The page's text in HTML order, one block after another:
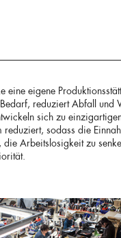
eigene
reduziert Abfall und
sich zu
sodass die
die Arbeitslosigkeit zu